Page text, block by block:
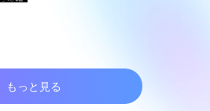
もっと見る